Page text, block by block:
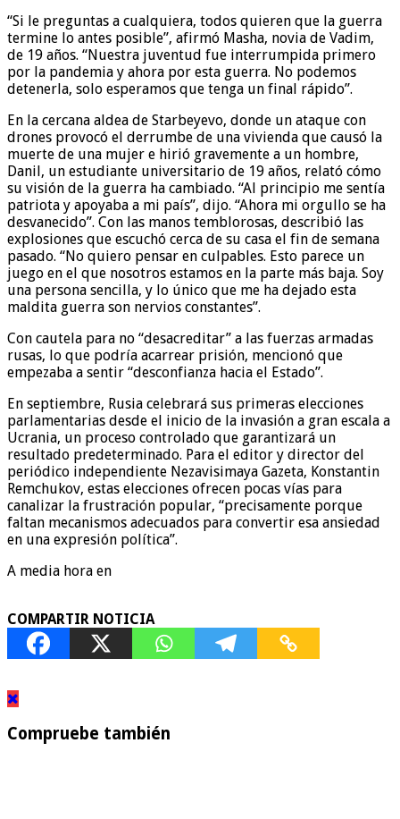
“Si le preguntas a cualquiera, todos quieren que la guerra
termine lo antes posible”, afirmó Masha, novia de Vadim,
de 19 años. “Nuestra juventud fue interrumpida primero
por la pandemia y ahora por esta guerra. No podemos
detenerla, solo esperamos que tenga un final rápido”.
En la cercana aldea de Starbeyevo, donde un ataque con
drones provocó el derrumbe de una vivienda que causó la
muerte de una mujer e hirió gravemente a un hombre,
Danil, un estudiante universitario de 19 años, relató cómo
su visión de la guerra ha cambiado. “Al principio me sentía
patriota y apoyaba a mi país”, dijo. “Ahora mi orgullo se ha
desvanecido”. Con las manos temblorosas, describió las
explosiones que escuchó cerca de su casa el fin de semana
pasado. “No quiero pensar en culpables. Esto parece un
juego en el que nosotros estamos en la parte más baja. Soy
una persona sencilla, y lo único que me ha dejado esta
maldita guerra son nervios constantes”.
Con cautela para no “desacreditar” a las fuerzas armadas
rusas, lo que podría acarrear prisión, mencionó que
empezaba a sentir “desconfianza hacia el Estado”.
En septiembre, Rusia celebrará sus primeras elecciones
parlamentarias desde el inicio de la invasión a gran escala a
Ucrania, un proceso controlado que garantizará un
resultado predeterminado. Para el editor y director del
periódico independiente Nezavisimaya Gazeta, Konstantin
Remchukov, estas elecciones ofrecen pocas vías para
canalizar la frustración popular, “precisamente porque
faltan mecanismos adecuados para convertir esa ansiedad
en una expresión política”.
A media hora en
COMPARTIR NOTICIA
Compruebe también